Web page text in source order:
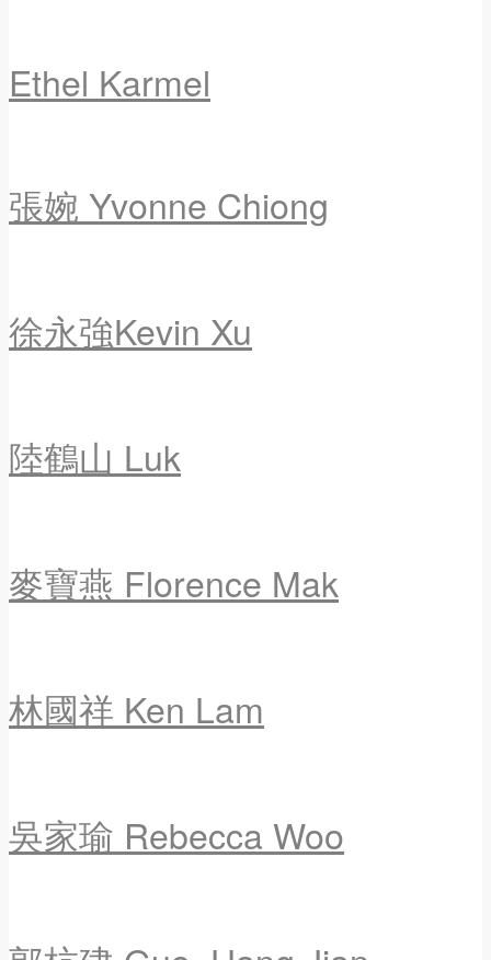
Ethel Karmel
張婉 Yvonne Chiong
徐永強Kevin Xu
陸鶴山 Luk
麥寶燕 Florence Mak
林國祥 Ken Lam
吳家瑜 Rebecca Woo